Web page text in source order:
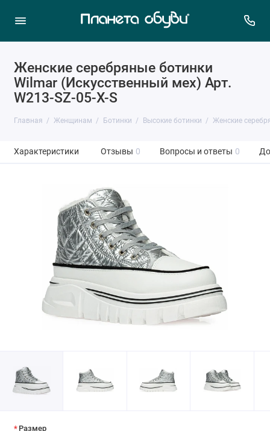
Женские серебряные ботинки
Wilmar (Искусственный мех) Арт.
W213-SZ-05-X-S
Главная Женщинам Ботинки Высокие ботинки Женские
Характеристики Отзывы 0 Вопросы и ответы 0
Размер